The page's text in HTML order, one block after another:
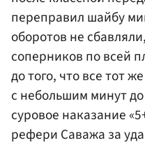
переправил шайбу
оборотов не
соперников по всей
до того, что все тот
с небольшим минут
суровое наказание
рефери Саважа за